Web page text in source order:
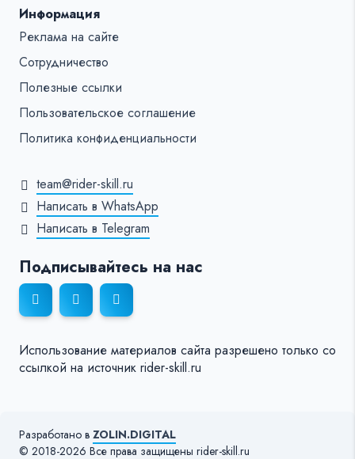
Информация
Реклама на сайте
Сотрудничество
Полезные ссылки
Пользовательское соглашение
Политика конфиденциальности
team@rider-skill.ru
Написать в WhatsApp
Написать в Telegram
Подписывайтесь на нас
Использование материалов сайта разрешено только со
ссылкой на источник rider-skill.ru
Разработано в ZOLIN.DIGITAL
© 2018-2026 Все права защищены rider-skill.ru